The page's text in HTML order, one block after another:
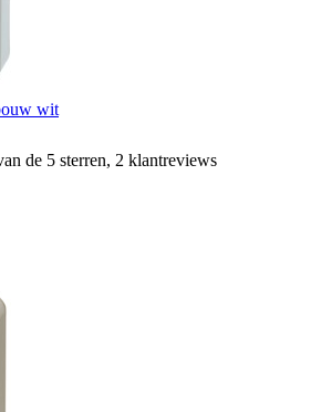
wit
de 5 sterren, 2 klantreviews